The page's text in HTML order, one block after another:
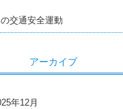
交通安全運動
アーカイブ
年12月